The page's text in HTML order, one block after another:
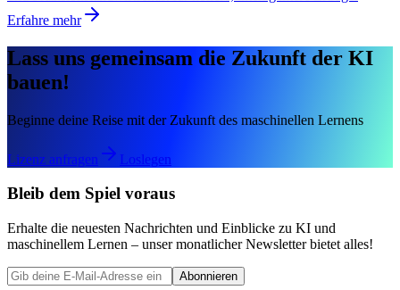
Erfahre mehr
Lass uns gemeinsam die Zukunft der KI
bauen!
Beginne deine Reise mit der Zukunft des maschinellen Lernens
Lizenz anfragen Loslegen
Bleib dem Spiel voraus
Erhalte die neuesten Nachrichten und Einblicke zu KI und
maschinellem Lernen – unser monatlicher Newsletter bietet alles!
Abonnieren